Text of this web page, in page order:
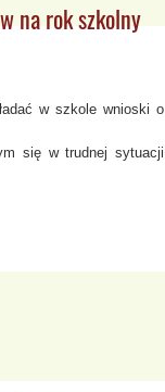
na rok szkolny
w szkole wnioski o
się w trudnej sytuacji